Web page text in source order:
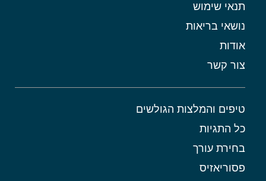
תנאי שימוש
נושאי בריאות
אודות
צור קשר
טיפים והמלצות הגולשים
כל התגיות
בחירת עורך
פסוריאזיס